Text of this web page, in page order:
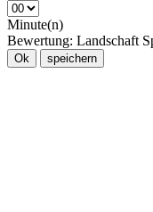
Minute(n)
Bewertung: Landschaft
Ok speichern